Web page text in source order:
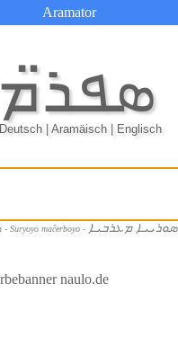
Aramator
| Aramäisch | Englisch
- Suryoyo maĉerboyo - ܣܘܪܝܝܐ ܡܥܪܒܝܐ